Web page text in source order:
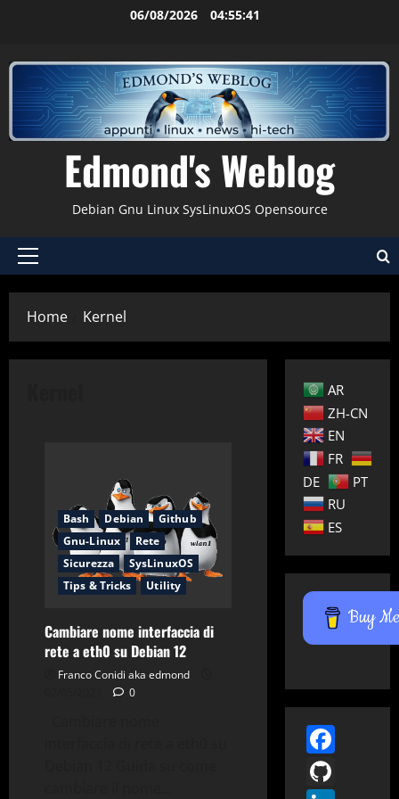
06/08/2026 04:55:42
Edmond's Weblog
Debian Gnu Linux SysLinuxOS Opensource
Menu
Home Kernel
Bash Debian
Github
Gnu-Linux
Rete
Sicurezza
SysLinuxOS
Tips & Tricks
Utility
Cambiare nome interfaccia di
rete a eth0 su Debian 12
Franco Conidi aka edmond
0
AR
ZH-CN
EN
FR
DE
PT
RU
ES
Buy